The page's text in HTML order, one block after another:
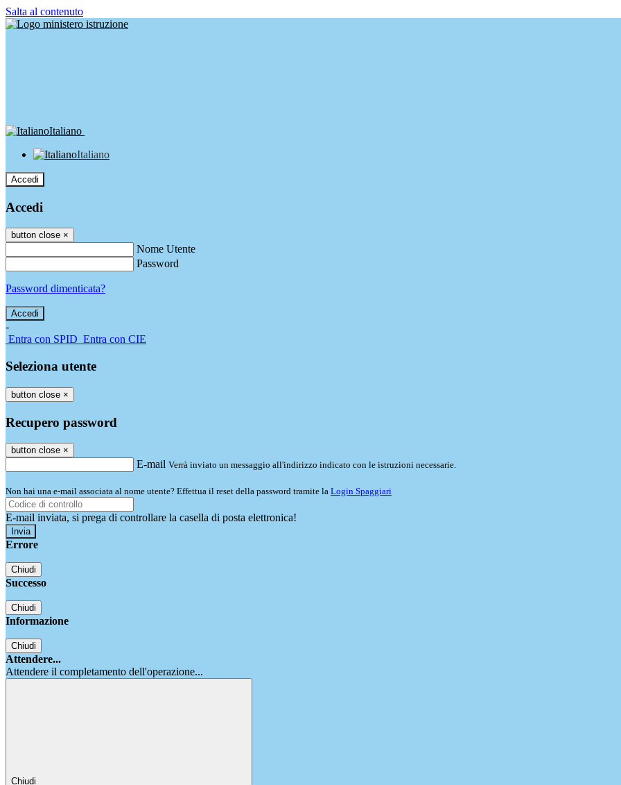
Salta al contenuto
Italiano
Italiano
Accedi
Accedi
button close ×
Nome Utente
Password
Password dimenticata?
-
Entra con SPID Entra con CIE
Seleziona utente
button close ×
Recupero password
button close ×
E-mail Verrà inviato un messaggio all'indirizzo indicato con le istruzioni necessarie.
Non hai una e-mail associata al nome utente? Effettua il reset della password tramite la Login Spaggiari
E-mail inviata, si prega di controllare la casella di posta elettronica!
Errore
Chiudi
Successo
Chiudi
Informazione
Chiudi
Attendere...
Attendere il completamento dell'operazione...
Chiudi